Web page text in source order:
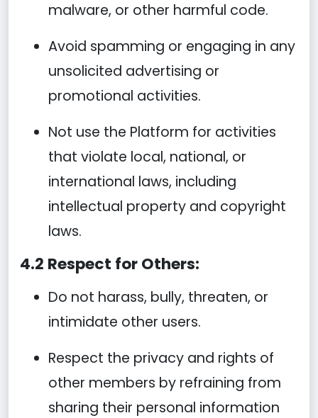
malware, or other harmful code.
Avoid spamming or engaging in any
unsolicited advertising or
promotional activities.
Not use the Platform for activities
that violate local, national, or
international laws, including
intellectual property and copyright
laws.
4.2 Respect for Others:
Do not harass, bully, threaten, or
intimidate other users.
Respect the privacy and rights of
other members by refraining from
sharing their personal information